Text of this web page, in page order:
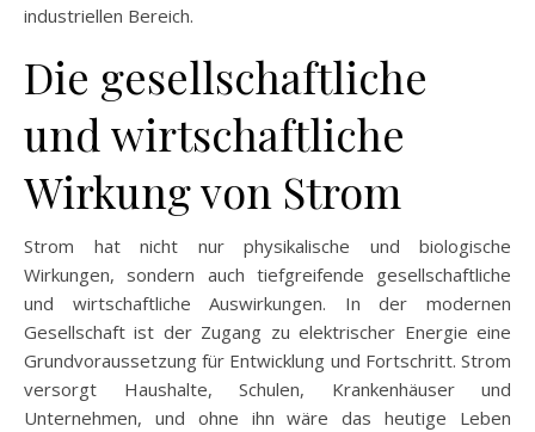
industriellen Bereich.
Die gesellschaftliche
und wirtschaftliche
Wirkung von Strom
Strom hat nicht nur physikalische und biologische
Wirkungen, sondern auch tiefgreifende gesellschaftliche
und wirtschaftliche Auswirkungen. In der modernen
Gesellschaft ist der Zugang zu elektrischer Energie eine
Grundvoraussetzung für Entwicklung und Fortschritt. Strom
versorgt Haushalte, Schulen, Krankenhäuser und
Unternehmen, und ohne ihn wäre das heutige Leben